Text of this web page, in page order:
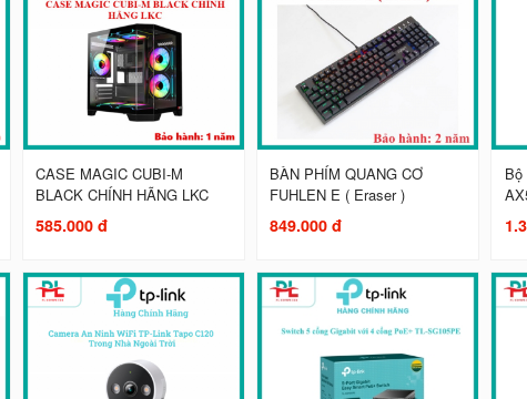
CASE MAGIC CUBI-M
BLACK CHÍNH HÃNG LKC
585.000 đ
BÀN PHÍM QUANG CƠ
FUHLEN E ( Eraser )
849.000 đ